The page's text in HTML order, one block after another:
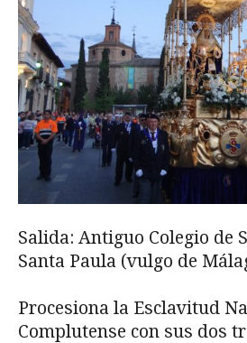
Salida: Antiguo Colegio de
Santa Paula (vulgo de
Procesiona la Esclavitud
Complutense con sus dos